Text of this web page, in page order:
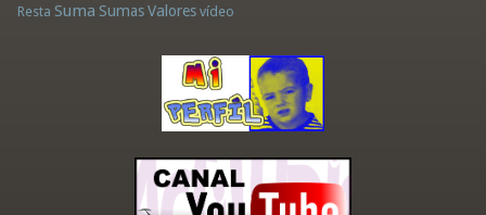
Resta Suma Sumas Valores vídeo